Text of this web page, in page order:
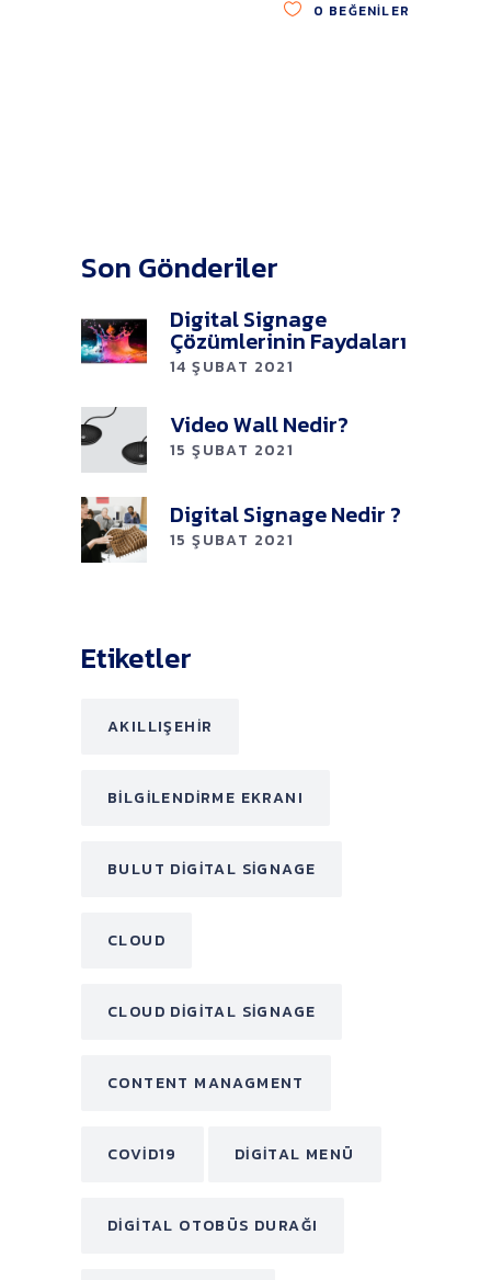
0 BEĞENILER
Son Gönderiler
Digital Signage
Çözümlerinin Faydaları
14 ŞUBAT 2021
Video Wall Nedir?
15 ŞUBAT 2021
Digital Signage Nedir ?
15 ŞUBAT 2021
Etiketler
AKILLIŞEHIR
BILGILENDIRME EKRANI
BULUT DIGITAL SIGNAGE
CLOUD
CLOUD DIGITAL SIGNAGE
CONTENT MANAGMENT
COVID19 DIGITAL MENÜ
DIGITAL OTOBÜS DURAĞI